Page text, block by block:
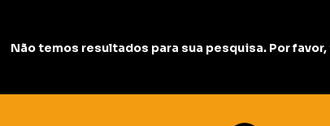
Não temos resultados para sua pesquisa. Por